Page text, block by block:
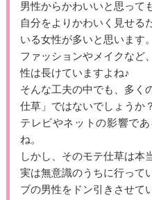
男性からかわいいと思って
自分をよりかわいく見せる
いる女性が多いと思います。
ファッションやメイクなど
性は長けていますよね♪
そんな工夫の中でも、多く
仕草」ではないでしょうか？
テレビやネットの影響で
ね。
しかし、そのモテ仕草は本
実は無意識のうちに行って
ブの男性をドン引きさせて